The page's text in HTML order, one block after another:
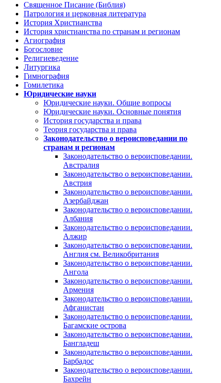
Священное Писание (Библия)
Патрология и церковная литература
История Христианства
История христианства по странам и регионам
Агиография
Богословие
Религиеведение
Литургика
Гимнография
Гомилетика
Юридические науки
Юридические науки. Общие вопросы
Юридические науки. Основные понятия
История государства и права
Теория государства и права
Законодательство о вероисповедании по
странам и регионам
Законодательство о вероисповедании.
Австралия
Законодательство о вероисповедании.
Австрия
Законодательство о вероисповедании.
Азербайджан
Законодательство о вероисповедании.
Албания
Законодательство о вероисповедании.
Алжир
Законодательство о вероисповедании.
Англия см. Великобритания
Законодательство о вероисповедании.
Ангола
Законодательство о вероисповедании.
Армения
Законодательство о вероисповедании.
Афганистан
Законодательство о вероисповедании.
Багамские острова
Законодательство о вероисповедании.
Бангладеш
Законодательство о вероисповедании.
Барбадос
Законодательство о вероисповедании.
Бахрейн